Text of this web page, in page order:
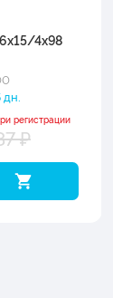
4x98
регистрации
₽